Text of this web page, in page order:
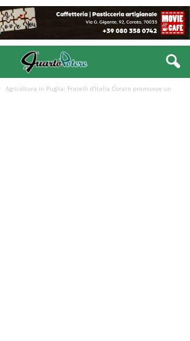
Agricoltura in Puglia: Fratelli d’Italia Corato promuove un